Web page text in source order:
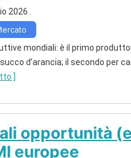
2026
mondiali: è il primo
d’arancia; il secondo per
]
opportunità (e
europee